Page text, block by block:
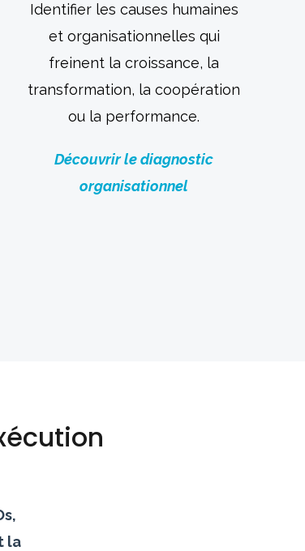
Identifier les causes humaines
et organisationnelles qui
freinent la croissance, la
transformation, la coopération
ou la performance.
Découvrir le diagnostic
organisationnel
la